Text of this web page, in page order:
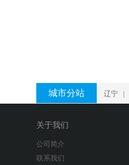
城市分站 辽宁 |
关于我们
公司简介
联系我们